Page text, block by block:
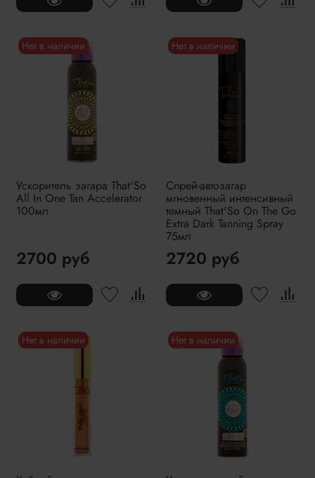
Нет в наличии
Ускоритель загара That'So
All In One Tan Accelerator
100мл
2700 руб
Нет в наличии
Спрей-автозагар
мгновенный интенсивный
темный That'So On The Go
Extra Dark Tanning Spray
75мл
2720 руб
Нет в наличии Нет в наличии